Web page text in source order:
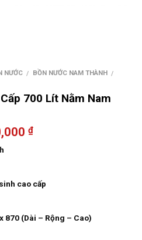
NƯỚC / BỒN NƯỚC NAM THÀNH /
700 Lít Nằm Nam
₫
cao cấp
870 (Dài – Rộng – Cao)